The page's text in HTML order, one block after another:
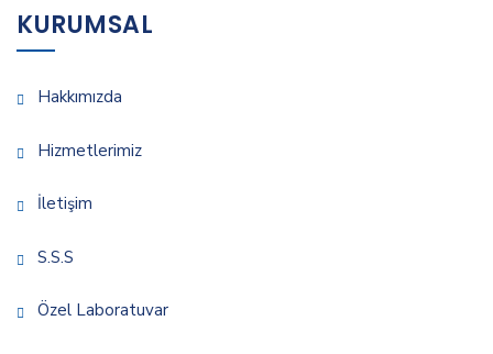
KURUMSAL
Hakkımızda
Hizmetlerimiz
İletişim
S.S.S
Özel Laboratuvar